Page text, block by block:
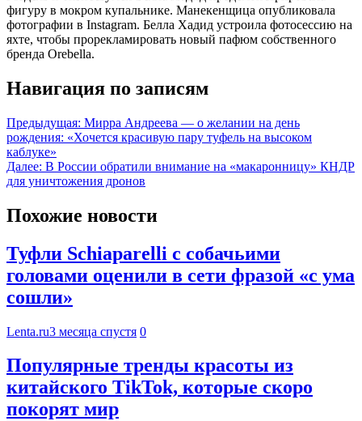
фигуру в мокром купальнике. Манекенщица опубликовала
фотографии в Instagram. Белла Хадид устроила фотосессию на
яхте, чтобы прорекламировать новый пафюм собственного
бренда Orebella.
Навигация по записям
Предыдущая: Мирра Андреева — о желании на день
рождения: «Хочется красивую пару туфель на высоком
каблуке»
Далее: В России обратили внимание на «макаронницу» КНДР
для уничтожения дронов
Похожие новости
Туфли Schiaparelli с собачьими
головами оценили в сети фразой «с ума
сошли»
Lenta.ru3 месяца спустя 0
Популярные тренды красоты из
китайского TikTok, которые скоро
покорят мир